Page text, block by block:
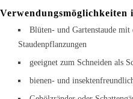
Verwendungsmöglichkeiten
Blüten- und Gartenstaude
Staudenpflanzungen
geeignet zum Schneiden als
bienen- und